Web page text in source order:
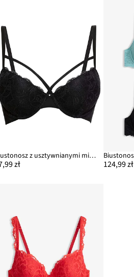
Biustonosz z usztywnianymi miseczkami z delikatną koronką
zł 124,99 zł